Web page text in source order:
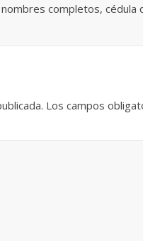
completos, cédula
Los campos